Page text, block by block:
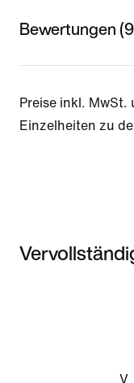
Bewertungen
Preise inkl.
Einzelheiten zu